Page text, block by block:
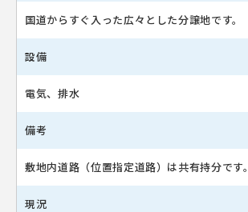
国道からすぐ入った広々とした分譲地です。
設備
電気、排水
備考
敷地内道路（位置指定道路）は共有持分です。
現況